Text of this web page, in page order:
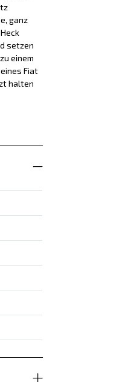
ganz
setzen
einem
Fiat
halten